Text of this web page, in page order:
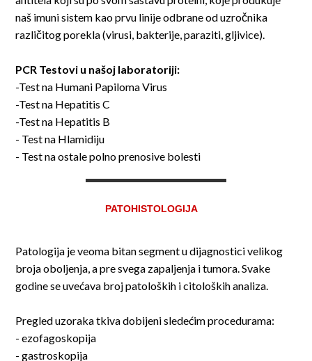
naš imuni sistem kao prvu linije odbrane od uzročnika
različitog porekla (virusi, bakterije, paraziti, gljivice).
PCR Testovi u našoj laboratoriji:
-Test na Humani Papiloma Virus
-Test na Hepatitis C
-Test na Hepatitis B
- Test na Hlamidiju
- Test na ostale polno prenosive bolesti
PATOHISTOLOGIJA
Patologija je veoma bitan segment u dijagnostici velikog
broja oboljenja, a pre svega zapaljenja i tumora. Svake
godine se uvećava broj patoloških i citoloških analiza.
Pregled uzoraka tkiva dobijeni sledećim procedurama:
- ezofagoskopija
- gastroskopija